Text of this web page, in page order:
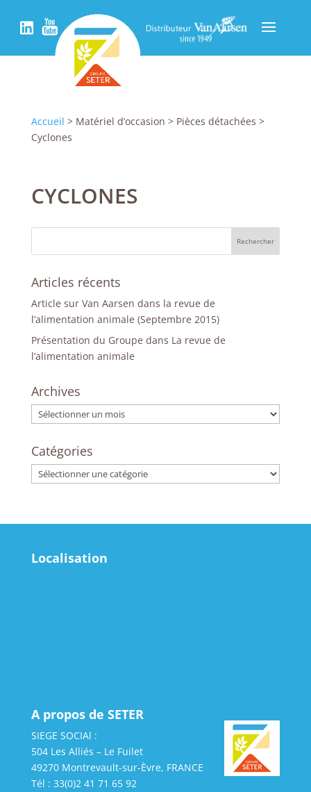
Accueil > Matériel d’occasion > Pièces détachées >
Cyclones
CYCLONES
Articles récents
Article sur Van Aarsen dans la revue de
l’alimentation animale (Septembre 2015)
Présentation du Groupe dans La revue de
l’alimentation animale
Archives
Archives
Catégories
Catégories
Localisation
A propos de SETER
SIEGE SOCIAl :
504 Les Alliés – Le Fuilet
49270 Montrevault-sur-Èvre, FRANCE
Tél : 33(0)2 41 71 65 92